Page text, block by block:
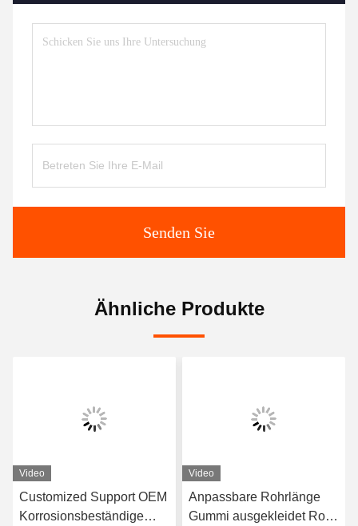
Senden Sie
Ähnliche Produkte
Video
Customized Support OEM
Korrosionsbeständige
Video
Anpassbare Rohrlänge
Gummi ausgekleidet Rohr